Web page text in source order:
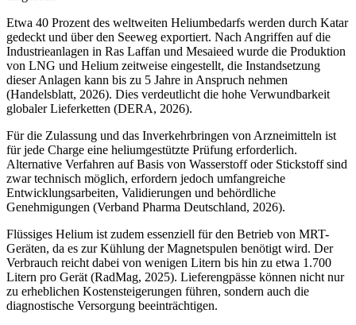
Etwa 40 Prozent des weltweiten Heliumbedarfs werden durch Katar
gedeckt und über den Seeweg exportiert. Nach Angriffen auf die
Industrieanlagen in Ras Laffan und Mesaieed wurde die Produktion
von LNG und Helium zeitweise eingestellt, die Instandsetzung
dieser Anlagen kann bis zu 5 Jahre in Anspruch nehmen
(Handelsblatt, 2026). Dies verdeutlicht die hohe Verwundbarkeit
globaler Lieferketten (DERA, 2026).
Für die Zulassung und das Inverkehrbringen von Arzneimitteln ist
für jede Charge eine heliumgestützte Prüfung erforderlich.
Alternative Verfahren auf Basis von Wasserstoff oder Stickstoff sind
zwar technisch möglich, erfordern jedoch umfangreiche
Entwicklungsarbeiten, Validierungen und behördliche
Genehmigungen (Verband Pharma Deutschland, 2026).
Flüssiges Helium ist zudem essenziell für den Betrieb von MRT-
Geräten, da es zur Kühlung der Magnetspulen benötigt wird. Der
Verbrauch reicht dabei von wenigen Litern bis hin zu etwa 1.700
Litern pro Gerät (RadMag, 2025). Lieferengpässe können nicht nur
zu erheblichen Kostensteigerungen führen, sondern auch die
diagnostische Versorgung beeinträchtigen.